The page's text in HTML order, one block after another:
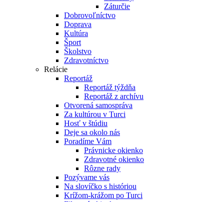
Záturčie
Dobrovoľníctvo
Doprava
Kultúra
Šport
Školstvo
Zdravotníctvo
Relácie
Reportáž
Reportáž týždňa
Reportáž z archívu
Otvorená samospráva
Za kultúrou v Turci
Hosť v štúdiu
Deje sa okolo nás
Poradíme Vám
Právnicke okienko
Zdravotné okienko
Rôzne rady
Pozývame vás
Na slovíčko s históriou
Krížom-krážom po Turci